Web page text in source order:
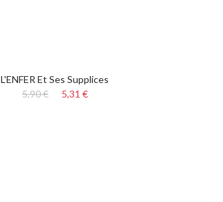
L'ENFER Et Ses Supplices
5,90 €
5,31 €